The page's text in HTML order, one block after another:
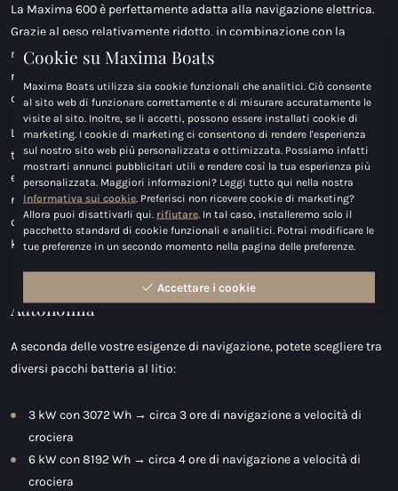
La Maxima 600 è perfettamente adatta alla navigazione elettrica.
Grazie al peso relativamente ridotto, in combinazione con la
moderna propulsione ePropulsion, potrete godervi un'esperienza di
navigazione silenziosa e confortevole, senza emissioni né rumore
del motore.
La versione elettrica combina il comfort Maxima di sempre con la
tecnologia moderna e la facilità d'uso. Puoi scegliere tra un motore
elettrico da 3 kW o da 6 kW. La versione da 3 kW è ideale per gite
rilassanti e navigazione tranquilla, con una velocità massima di
circa 6 km/h. Se desideri più potenza e flessibilità, la versione da 6
kW offre una potenza extra e velocità fino a circa 10 km/h.
Autonomia
A seconda delle vostre esigenze di navigazione, potete scegliere tra
diversi pacchi batteria al litio:
3 kW con 3072 Wh → circa 3 ore di navigazione a velocità di
crociera
6 kW con 8192 Wh → circa 4 ore di navigazione a velocità di
crociera
Cookie su Maxima Boats
Maxima Boats utilizza sia cookie funzionali che analitici. Ciò consente
al sito web di funzionare correttamente e di misurare accuratamente le
visite al sito. Inoltre, se li accetti, possono essere installati cookie di
marketing. I cookie di marketing ci consentono di rendere l'esperienza
sul nostro sito web più personalizzata e ottimizzata. Possiamo infatti
mostrarti annunci pubblicitari utili e rendere così la tua esperienza più
personalizzata. Maggiori informazioni? Leggi tutto qui nella nostra
Informativa sui cookie . Preferisci non ricevere cookie di marketing?
Allora puoi disattivarli qui. rifiutare . In tal caso, installeremo solo il
pacchetto standard di cookie funzionali e analitici. Potrai modificare le
tue preferenze in un secondo momento nella pagina delle preferenze.
Accettare i cookie